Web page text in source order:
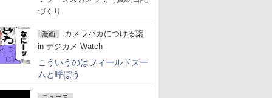
づくり
漫画
カメラバカにつける薬
in デジカメ Watch
こういうのはフィールドズー
ムと呼ぼう